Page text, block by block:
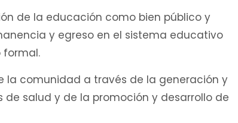
de la educación como bien público y
y egreso en el sistema educativo
la comunidad a través de la generación y
salud y de la promoción y desarrollo de